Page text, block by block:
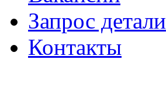
Запрос детали
Контакты